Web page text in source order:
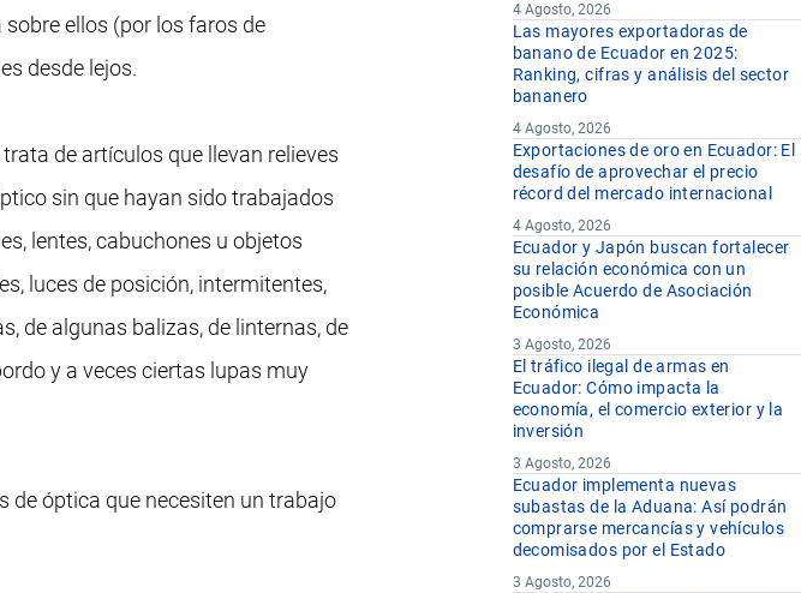
ellos (por los faros de
desde lejos.
de artículos que llevan relieves
sin que hayan sido trabajados
lentes, cabuchones u objetos
luces de posición, intermitentes,
de algunas balizas, de linternas, de
y a veces ciertas lupas muy
de óptica que necesiten un trabajo
4 Agosto, 2026
Las mayores exportadoras de
banano de Ecuador en 2025:
Ranking, cifras y análisis del sector
bananero
4 Agosto, 2026
Exportaciones de oro en Ecuador: El
desafío de aprovechar el precio
récord del mercado internacional
4 Agosto, 2026
Ecuador y Japón buscan fortalecer
su relación económica con un
posible Acuerdo de Asociación
Económica
3 Agosto, 2026
El tráfico ilegal de armas en
Ecuador: Cómo impacta la
economía, el comercio exterior y la
inversión
3 Agosto, 2026
Ecuador implementa nuevas
subastas de la Aduana: Así podrán
comprarse mercancías y vehículos
decomisados por el Estado
3 Agosto, 2026